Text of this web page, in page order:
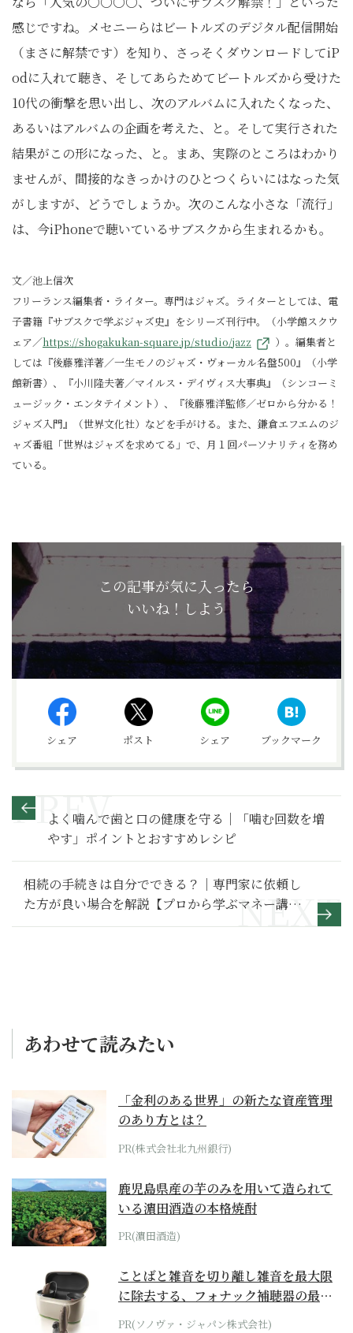
感じですね。メセニーらはビートルズのデジタル配信開始
（まさに解禁です）を知り、さっそくダウンロードしてiP
odに入れて聴き、そしてあらためてビートルズから受けた
10代の衝撃を思い出し、次のアルバムに入れたくなった、
あるいはアルバムの企画を考えた、と。そして実行された
結果がこの形になった、と。まあ、実際のところはわかり
ませんが、間接的なきっかけのひとつくらいにはなった気
がしますが、どうでしょうか。次のこんな小さな「流行」
は、今iPhoneで聴いているサブスクから生まれるかも。
文／池上信次
フリーランス編集者・ライター。専門はジャズ。ライターとしては、電
子書籍『サブスクで学ぶジャズ史』をシリーズ刊行中。（小学館スクウ
ェア／https://shogakukan-square.jp/studio/jazz
）。編集者と
しては『後藤雅洋著／一生モノのジャズ・ヴォーカル名盤500』（小学
館新書）、『小川隆夫著／マイルス・デイヴィス大事典』（シンコーミ
ュージック・エンタテイメント）、『後藤雅洋監修／ゼロから分かる！
ジャズ入門』（世界文化社）などを手がける。また、鎌倉エフエムのジ
ャズ番組「世界はジャズを求めてる」で、月１回パーソナリティを務め
ている。
この記事が気に入ったら
いいね！しよう
シェア ポスト シェア ブックマーク
よく噛んで歯と口の健康を守る｜「噛む回数を増
やす」ポイントとおすすめレシピ
相続の手続きは自分でできる？｜専門家に依頼し
た方が良い場合を解説【プロから学ぶマネー講
座】
あわせて読みたい
「金利のある世界」の新たな資産管理
のあり方とは？
PR(株式会社北九州銀行)
鹿児島県産の芋のみを用いて造られて
いる濵田酒造の本格焼酎
PR(濵田酒造)
ことばと雑音を切り離し雑音を最大限
に除去する、フォナック補聴器の最上
位モデル
PR(ソノヴァ・ジャパン株式会社)